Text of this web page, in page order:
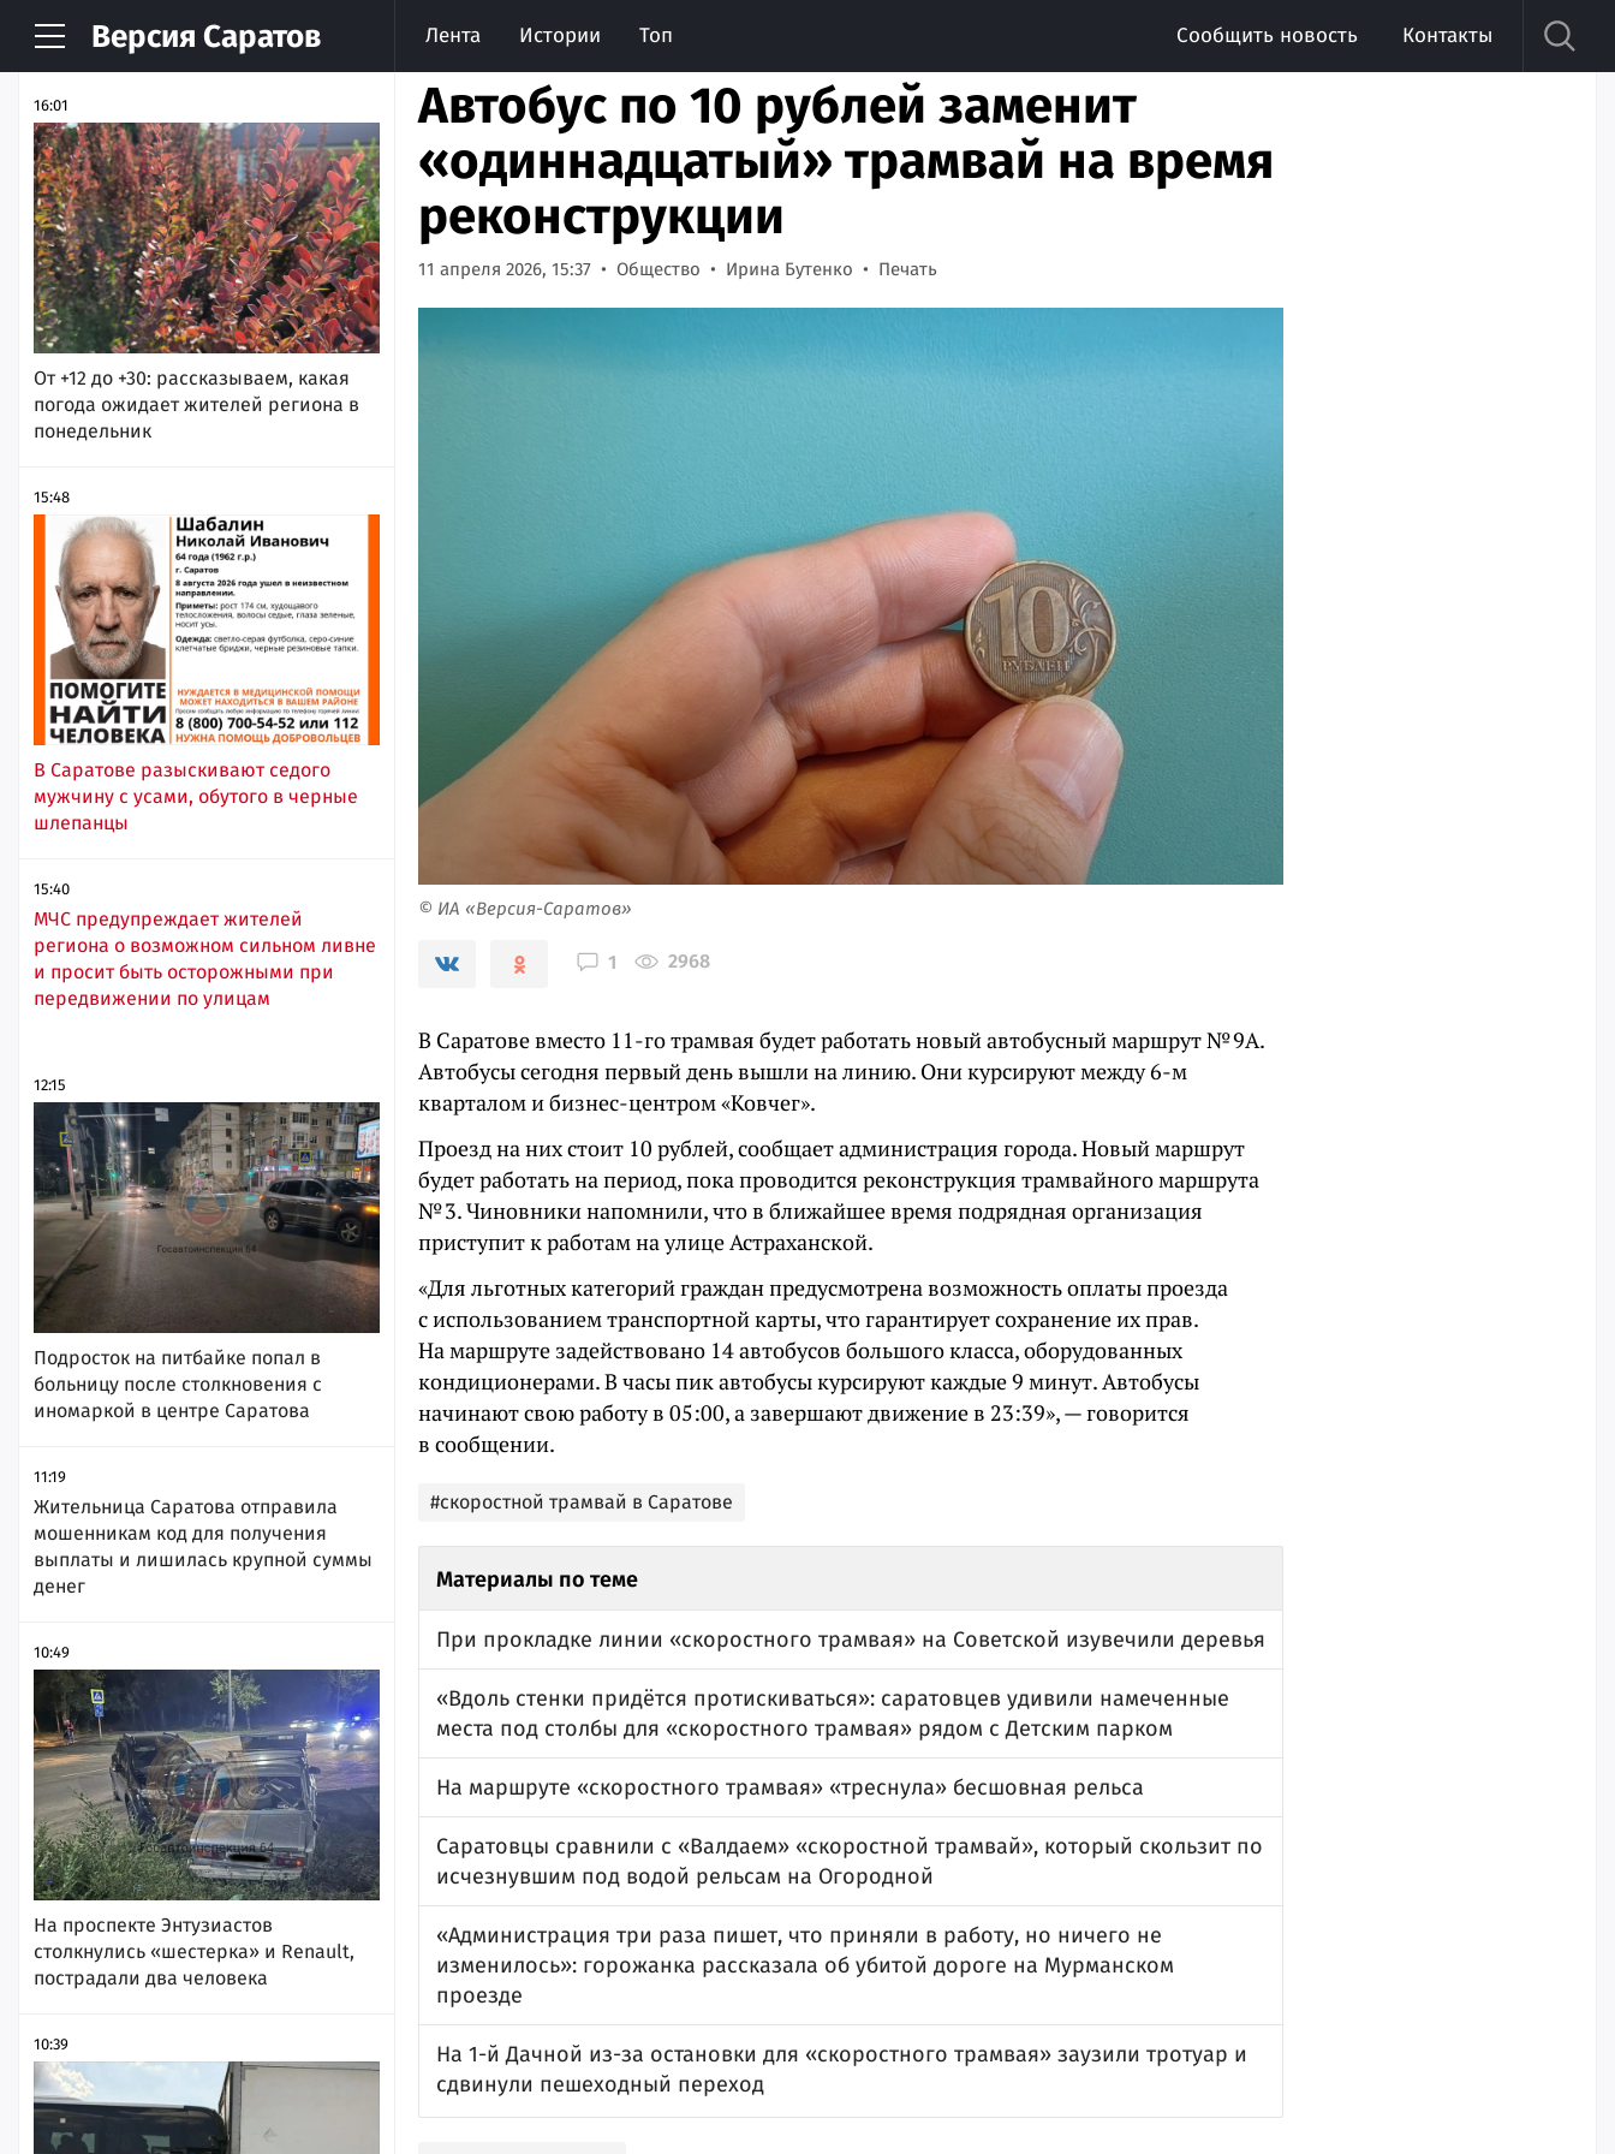
Версия Саратов Лента Истории Топ Сообщить новость Контакты
НОВОСТИ АРХИВ
16:01
От +12 до +30: рассказываем, какая
погода ожидает жителей региона в
понедельник
15:48
В Саратове разыскивают седого
мужчину с усами, обутого в черные
шлепанцы
15:40
МЧС предупреждает жителей
региона о возможном сильном ливне
и просит быть осторожными при
передвижении по улицам
12:15
Подросток на питбайке попал в
больницу после столкновения с
иномаркой в центре Саратова
11:19
Жительница Саратова отправила
мошенникам код для получения
выплаты и лишилась крупной суммы
денег
10:49
На проспекте Энтузиастов
столкнулись «шестерка» и Renault,
пострадали два человека
10:39
Автобус по 10 рублей заменит
«одиннадцатый» трамвай на время
реконструкции
11 апреля 2026, 15:37 Общество Ирина Бутенко Печать
© ИА «Версия-Саратов»
1 2968
В Саратове вместо 11-го трамвая будет работать новый автобусный маршрут № 9А.
Автобусы сегодня первый день вышли на линию. Они курсируют между 6-м
кварталом и бизнес-центром «Ковчег».
Проезд на них стоит 10 рублей, сообщает администрация города. Новый маршрут
будет работать на период, пока проводится реконструкция трамвайного маршрута
№ 3. Чиновники напомнили, что в ближайшее время подрядная организация
приступит к работам на улице Астраханской.
«Для льготных категорий граждан предусмотрена возможность оплаты проезда
с использованием транспортной карты, что гарантирует сохранение их прав.
На маршруте задействовано 14 автобусов большого класса, оборудованных
кондиционерами. В часы пик автобусы курсируют каждые 9 минут. Автобусы
начинают свою работу в 05:00, а завершают движение в 23:39», — говорится
в сообщении.
#скоростной трамвай в Саратове
Материалы по теме
При прокладке линии «скоростного трамвая» на Советской изувечили деревья
«Вдоль стенки придётся протискиваться»: саратовцев удивили намеченные
места под столбы для «скоростного трамвая» рядом с Детским парком
На маршруте «скоростного трамвая» «треснула» бесшовная рельса
Саратовцы сравнили с «Валдаем» «скоростной трамвай», который скользит по
исчезнувшим под водой рельсам на Огородной
«Администрация три раза пишет, что приняли в работу, но ничего не
изменилось»: горожанка рассказала об убитой дороге на Мурманском
проезде
На 1-й Дачной из-за остановки для «скоростного трамвая» заузили тротуар и
сдвинули пешеходный переход